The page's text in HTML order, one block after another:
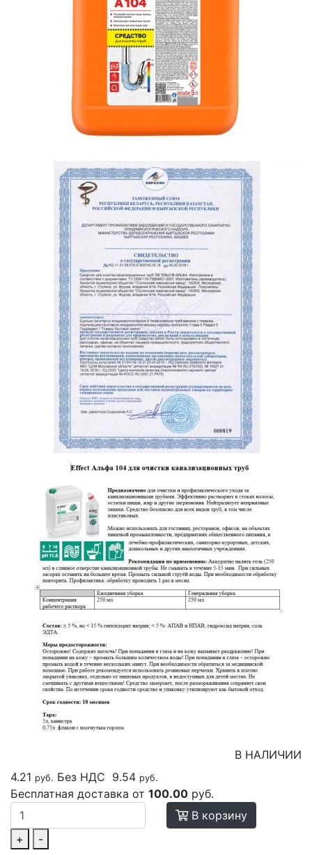
В НАЛИЧИИ
4.21 руб. Без НДС 9.54 руб.
Бесплатная доставка от 100.00 руб.
+ -
В корзину